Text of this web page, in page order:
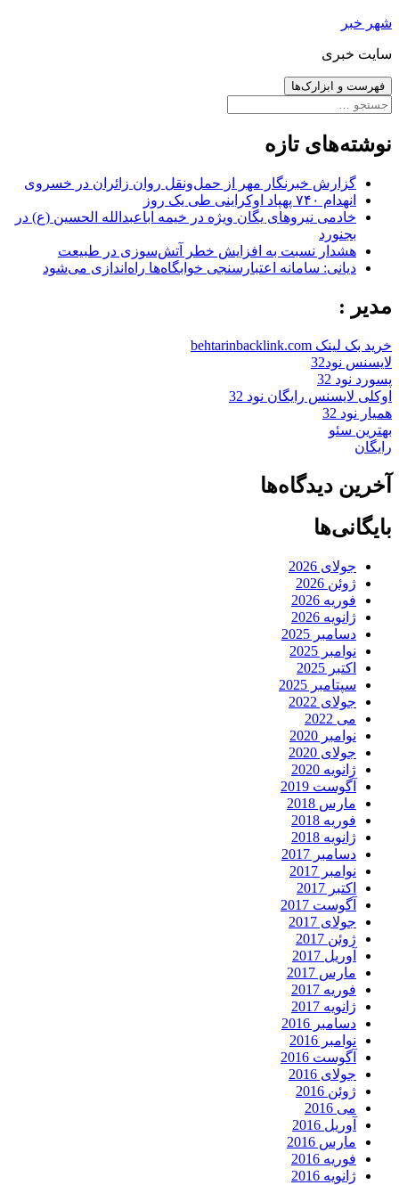
رفتن
نوشته‌ها
شهر خبر
سایت خبری
فهرست و ابزارک‌ها
جستجو
نوشته‌های تازه
گزارش خبرنگار مهر از حمل‌ونقل روان زائران در خسروی
انهدام ۷۴۰ پهپاد اوکراینی طی یک روز
خادمی نیروهای یگان ویژه در خیمه اباعبدالله الحسین (ع) در
بجنورد
هشدار نسبت به افزایش خطر آتش‌سوزی در طبیعت
دیانی: سامانه اعتبارسنجی خوابگاه‌ها راه‌اندازی می‌شود
مدیر :
خرید بک لینک behtarinbacklink.com
لایسنس نود32
پسورد نود 32
اوکلی لایسنس رایگان نود 32
همیار نود 32
بهترین سئو
رایگان
آخرین دیدگاه‌ها
بایگانی‌ها
جولای 2026
ژوئن 2026
فوریه 2026
ژانویه 2026
دسامبر 2025
نوامبر 2025
اکتبر 2025
سپتامبر 2025
جولای 2022
می 2022
نوامبر 2020
جولای 2020
ژانویه 2020
آگوست 2019
مارس 2018
فوریه 2018
ژانویه 2018
دسامبر 2017
نوامبر 2017
اکتبر 2017
آگوست 2017
جولای 2017
ژوئن 2017
آوریل 2017
مارس 2017
فوریه 2017
ژانویه 2017
دسامبر 2016
نوامبر 2016
آگوست 2016
جولای 2016
ژوئن 2016
می 2016
آوریل 2016
مارس 2016
فوریه 2016
ژانویه 2016